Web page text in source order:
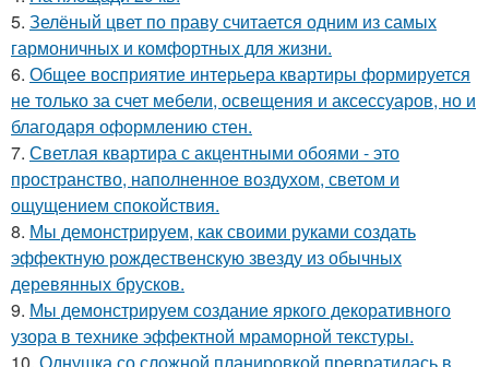
5. Зелёный цвет по праву считается одним из самых
гармоничных и комфортных для жизни.
6. Общее восприятие интерьера квартиры формируется
не только за счет мебели, освещения и аксессуаров, но и
благодаря оформлению стен.
7. Светлая квартира с акцентными обоями - это
пространство, наполненное воздухом, светом и
ощущением спокойствия.
8. Мы демонстрируем, как своими руками создать
эффектную рождественскую звезду из обычных
деревянных брусков.
9. Мы демонстрируем создание яркого декоративного
узора в технике эффектной мраморной текстуры.